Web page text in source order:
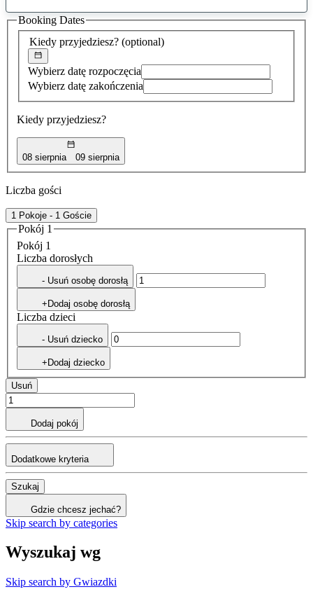
sugestia
została
znaleziona
Kiedy przyjedziesz? (optional)
Wybierz datę rozpoczęcia
Wybierz datę zakończenia
Kiedy przyjedziesz?
08 sierpnia 09 sierpnia
Booking Dates
Liczba gości
1 Pokoje - 1 Goście
Pokój 1
Pokój 1
Liczba dorosłych
- Usuń osobę dorosłą
+Dodaj osobę dorosłą
Liczba dzieci
- Usuń dziecko
+Dodaj dziecko
Usuń
Dodaj pokój
Dodatkowe kryteria
Szukaj
Gdzie chcesz jechać?
Skip search by categories
Wyszukaj wg
Skip search by Gwiazdki